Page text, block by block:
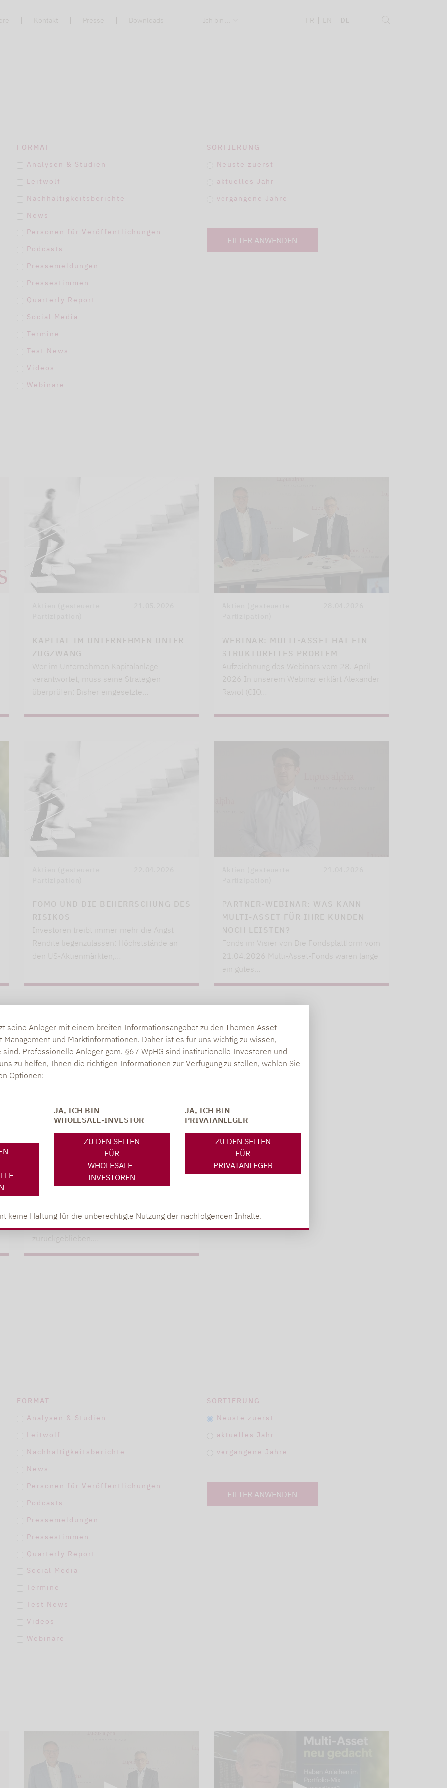
Kontakt Presse Downloads Ich bin ... FR EN DE
seine Anleger mit einem breiten Informationsangebot zu den Themen Asset
Management und Marktinformationen. Daher ist es für uns wichtig zu wissen,
sind. Professionelle Anleger gem. §67 WpHG sind institutionelle Investoren und
zu helfen, Ihnen die richtigen Informationen zur Verfügung zu stellen, wählen Sie
Optionen:
JA, ICH BIN
WHOLESALE-INVESTOR
ZU DEN SEITEN
FÜR
WHOLESALE-
INVESTOREN
JA, ICH BIN
PRIVATANLEGER
ZU DEN SEITEN
FÜR
PRIVATANLEGER
keine Haftung für die unberechtigte Nutzung der nachfolgenden Inhalte.
FORMAT
Analysen & Studien
Leitwolf
Nachhaltigkeitsberichte
News
Personen für Veröffentlichungen
Podcasts
Pressemeldungen
Pressestimmen
Quarterly Report
Social Media
Termine
Test News
Videos
Webinare
SORTIERUNG
Neuste zuerst
aktuelles Jahr
vergangene Jahre
FILTER ANWENDEN
KAPITAL IM UNTERNEHMEN UNTER
ZUGZWANG
Wer im Unternehmen Kapitalanlage
verantwortet, muss seine Strategien
überprüfen: Bisher eingesetzte…
WEBINAR: MULTI-ASSET HAT EIN
STRUKTURELLES PROBLEM
Aufzeichnung des Webinars vom 28. April
2026 In unserem Webinar erklärt Alexander
Raviol (CIO…
FOMO UND DIE BEHERRSCHUNG DES
RISIKOS
Investoren treibt immer mehr die Angst
Rendite liegenzulassen: Höchststände an
den US-Aktienmärkten,…
PARTNER-WEBINAR: WAS KANN
MULTI-ASSET FÜR IHRE KUNDEN
NOCH LEISTEN?
Fonds im Visier von Die Fondsplattform vom
21.04.2026 Multi-Asset-Fonds waren lange
ein gutes…
Aktien (gesteuerte
12.03.2026
LUPUS ALPHA RETURN:
BASISINVESTMENT FÜR EINE NEUE
Viele Multi-Asset-Fonds sind in den letzten
Jahren hinter den Anlegererwartungen
zurückgeblieben.…
FORMAT
Analysen & Studien
Leitwolf
Nachhaltigkeitsberichte
News
Personen für Veröffentlichungen
Podcasts
Pressemeldungen
Pressestimmen
Quarterly Report
Social Media
Termine
Test News
Videos
Webinare
SORTIERUNG
Neuste zuerst
aktuelles Jahr
vergangene Jahre
FILTER ANWENDEN